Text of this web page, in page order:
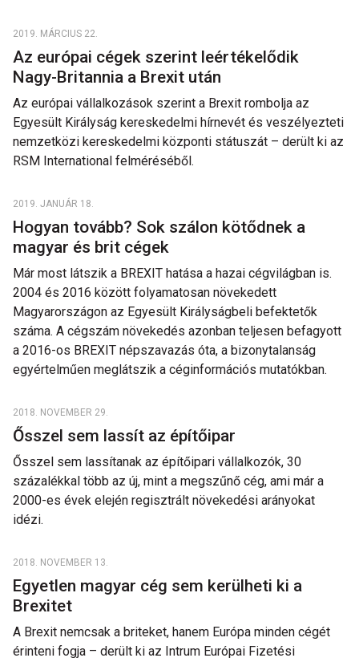
2019. MÁRCIUS 22.
Az európai cégek szerint leértékelődik
Nagy-Britannia a Brexit után
Az európai vállalkozások szerint a Brexit rombolja az
Egyesült Királyság kereskedelmi hírnevét és veszélyezteti
nemzetközi kereskedelmi központi státuszát – derült ki az
RSM International felméréséből.
2019. JANUÁR 18.
Hogyan tovább? Sok szálon kötődnek a
magyar és brit cégek
Már most látszik a BREXIT hatása a hazai cégvilágban is.
2004 és 2016 között folyamatosan növekedett
Magyarországon az Egyesült Királyságbeli befektetők
száma. A cégszám növekedés azonban teljesen befagyott
a 2016-os BREXIT népszavazás óta, a bizonytalanság
egyértelműen meglátszik a céginformációs mutatókban.
2018. NOVEMBER 29.
Ősszel sem lassít az építőipar
Ősszel sem lassítanak az építőipari vállalkozók, 30
százalékkal több az új, mint a megszűnő cég, ami már a
2000-es évek elején regisztrált növekedési arányokat
idézi.
2018. NOVEMBER 13.
Egyetlen magyar cég sem kerülheti ki a
Brexitet
A Brexit nemcsak a briteket, hanem Európa minden cégét
érinteni fogja – derült ki az Intrum Európai Fizetési